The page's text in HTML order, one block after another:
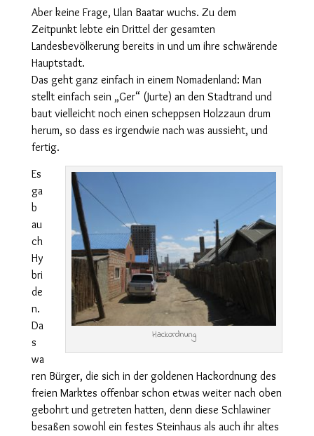
Aber keine Frage, Ulan Baatar wuchs. Zu dem
Zeitpunkt lebte ein Drittel der gesamten
Landesbevölkerung bereits in und um ihre schwärende
Hauptstadt.
Das geht ganz einfach in einem Nomadenland: Man
stellt einfach sein „Ger“ (Jurte) an den Stadtrand und
baut vielleicht noch einen scheppsen Holzzaun drum
herum, so dass es irgendwie nach was aussieht, und
fertig.
Hackordnung
Es
ga
b
au
ch
Hy
bri
de
n.
Da
s
wa
ren Bürger, die sich in der goldenen Hackordnung des
freien Marktes offenbar schon etwas weiter nach oben
gebohrt und getreten hatten, denn diese Schlawiner
besaßen sowohl ein festes Steinhaus als auch ihr altes